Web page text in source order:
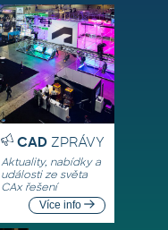
CADZPRÁVY
Aktuality, nabídky a
události ze světa
CAx řešení
Více info